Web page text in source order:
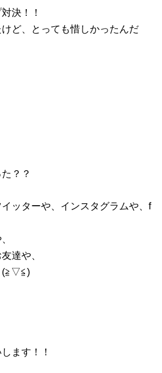
決！！
ど、とっても惜しかったんだ
？？
ッターや、インスタグラムや、f
達や、
(≧▽≦)
ます！！